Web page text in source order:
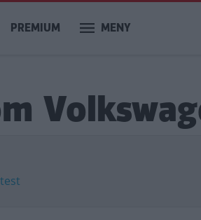
PREMIUM MENY